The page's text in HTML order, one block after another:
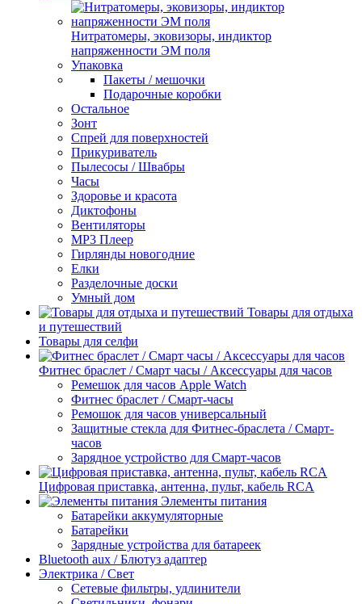
Нитратомеры, эковизоры, индиктор
напряженности ЭМ поля
Упаковка
Пакеты / мешочки
Подарочные коробки
Остальное
Зонт
Спрей для поверхностей
Прикуриватель
Пылесосы / Швабры
Часы
Здоровье и красота
Диктофоны
Вентиляторы
МР3 Плеер
Гирлянды новогодние
Елки
Разделочные доски
Умный дом
Товары для отдыха
и путешествий
Товары для селфи
Фитнес браслет / Смарт часы / Аксессуары для часов
Ремешок для часов Apple Watch
Фитнес браслет / Смарт-часы
Ремошок для часов универсальный
Защитные стекла для Фитнес-браслета / Смарт-
часов
Зарядное устройство для Смарт-часов
Цифровая приставка, антенна, пульт, кабель RCA
Элементы питания
Батарейки аккумуляторные
Батарейки
Зарядные устройства для батареек
Bluetooth aux / Блютуз адаптер
Электрика / Свет
Сетевые фильтры, удлинители